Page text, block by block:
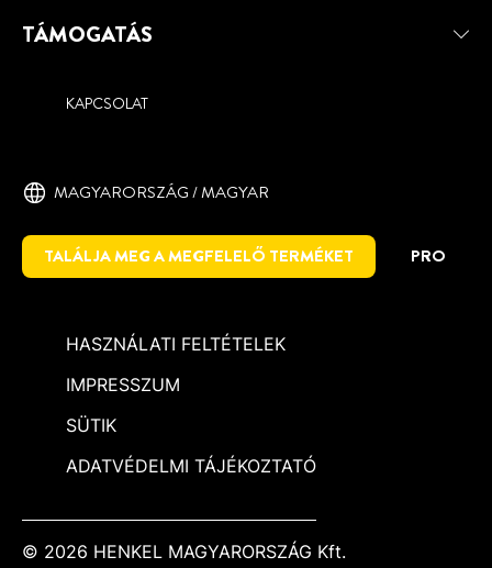
TÁMOGATÁS
KAPCSOLAT
MAGYARORSZÁG / MAGYAR
TALÁLJA MEG A MEGFELELŐ TERMÉKET PRO
HASZNÁLATI FELTÉTELEK
IMPRESSZUM
SÜTIK
ADATVÉDELMI TÁJÉKOZTATÓ
© 2026 HENKEL MAGYARORSZÁG Kft.